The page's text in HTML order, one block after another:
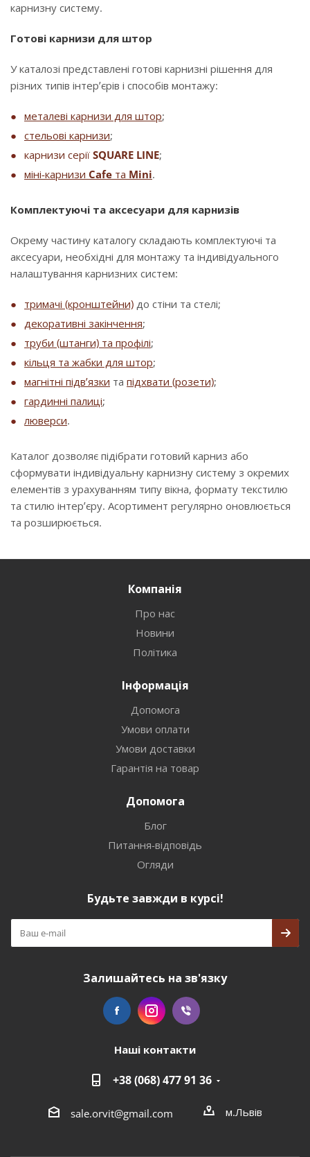
карнизну систему.
Готові карнизи для штор
У каталозі представлені готові карнизні рішення для
різних типів інтер’єрів і способів монтажу:
металеві карнизи для штор;
стельові карнизи;
карнизи серії SQUARE LINE;
міні-карнизи Cafe та Mini.
Комплектуючі та аксесуари для карнизів
Окрему частину каталогу складають комплектуючі та
аксесуари, необхідні для монтажу та індивідуального
налаштування карнизних систем:
тримачі (кронштейни) до стіни та стелі;
декоративні закінчення;
труби (штанги) та профілі;
кільця та жабки для штор;
магнітні підв’язки та підхвати (розети);
гардинні палиці;
люверси.
Каталог дозволяє підібрати готовий карниз або
сформувати індивідуальну карнизну систему з окремих
елементів з урахуванням типу вікна, формату текстилю
та стилю інтер’єру. Асортимент регулярно оновлюється
та розширюється.
Компанія
Про нас
Новини
Політика
Інформація
Допомога
Умови оплати
Умови доставки
Гарантія на товар
Допомога
Блог
Питання-відповідь
Огляди
Будьте завжди в курсі!
Залишайтесь на зв'язку
Наші контакти
+38 (068) 477 91 36
sale.orvit@gmail.com м.Львів